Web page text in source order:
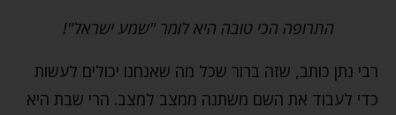
התרופה הכי טובה היא לומר "שמע ישראל"!
רבי נתן כותב, שזה ברור שכל מה שאנחנו יכולים לעשות
כדי לעבוד את השם משתנה ממצב למצב. הרי שבת היא